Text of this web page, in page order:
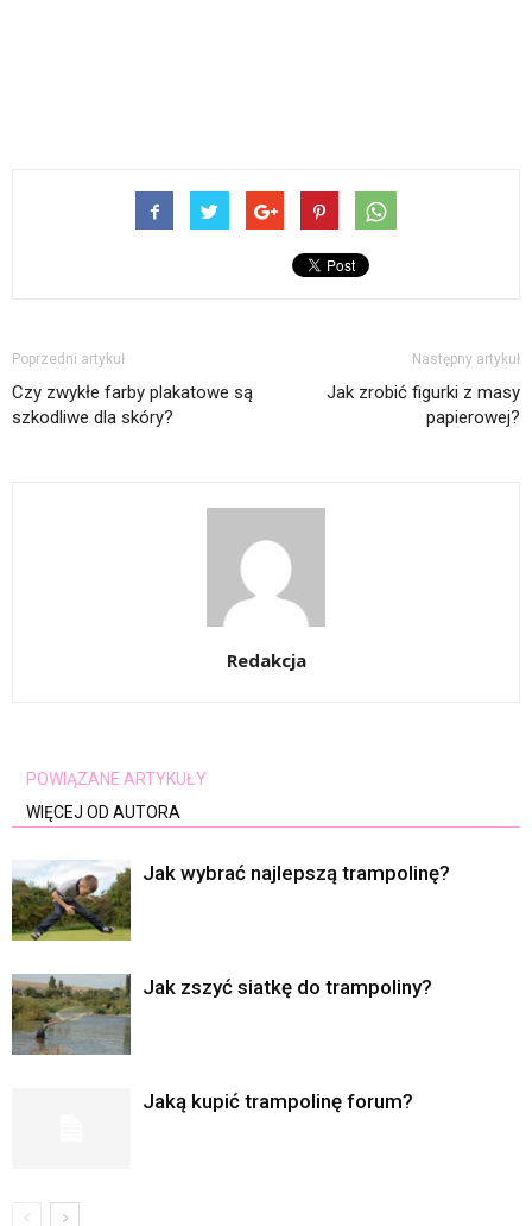
Poprzedni artykuł
Czy zwykłe farby plakatowe są
szkodliwe dla skóry?
Następny artykuł
Jak zrobić figurki z masy
papierowej?
Redakcja
POWIĄZANE ARTYKUŁY
WIĘCEJ OD AUTORA
Jak wybrać najlepszą trampolinę?
Jak zszyć siatkę do trampoliny?
Jaką kupić trampolinę forum?